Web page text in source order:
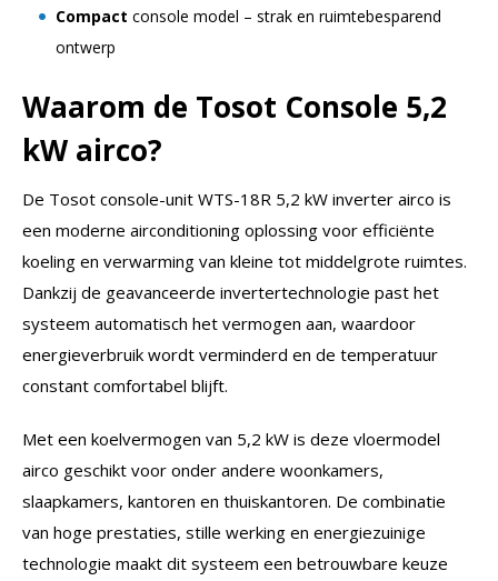
Compact console model – strak en ruimtebesparend
ontwerp
Waarom de Tosot Console 5,2
kW airco?
De Tosot console-unit WTS-18R 5,2 kW inverter airco is
een moderne airconditioning oplossing voor efficiënte
koeling en verwarming van kleine tot middelgrote ruimtes.
Dankzij de geavanceerde invertertechnologie past het
systeem automatisch het vermogen aan, waardoor
energieverbruik wordt verminderd en de temperatuur
constant comfortabel blijft.
Met een koelvermogen van 5,2 kW is deze vloermodel
airco geschikt voor onder andere woonkamers,
slaapkamers, kantoren en thuiskantoren. De combinatie
van hoge prestaties, stille werking en energiezuinige
technologie maakt dit systeem een betrouwbare keuze